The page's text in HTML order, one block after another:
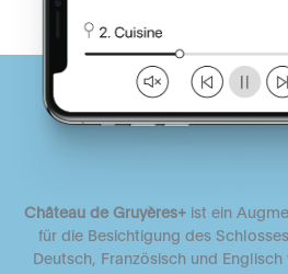
Château de Gruyères+ ist ein
für die Besichtigung des
Deutsch, Französisch und